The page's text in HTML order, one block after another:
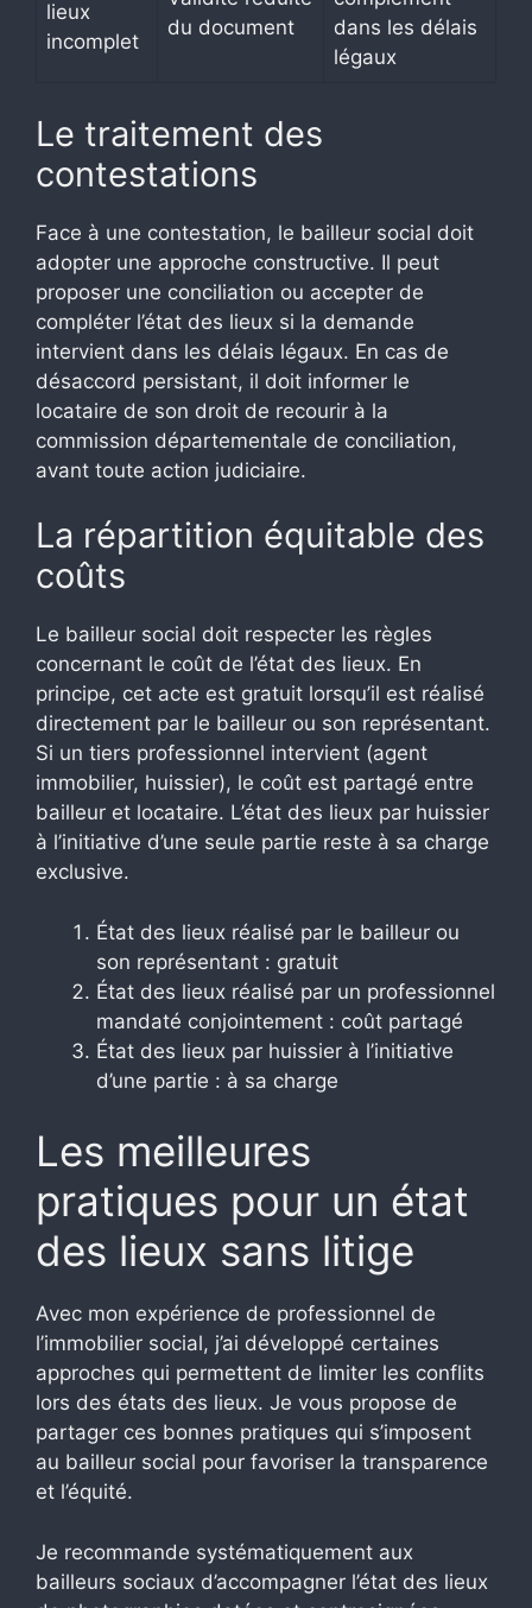
lieux
incomplet
du document
dans les délais
légaux
Le traitement des
contestations
Face à une contestation, le bailleur social doit
adopter une approche constructive. Il peut
proposer une conciliation ou accepter de
compléter l’état des lieux si la demande
intervient dans les délais légaux. En cas de
désaccord persistant, il doit informer le
locataire de son droit de recourir à la
commission départementale de conciliation,
avant toute action judiciaire.
La répartition équitable des
coûts
Le bailleur social doit respecter les règles
concernant le coût de l’état des lieux. En
principe, cet acte est gratuit lorsqu’il est réalisé
directement par le bailleur ou son représentant.
Si un tiers professionnel intervient (agent
immobilier, huissier), le coût est partagé entre
bailleur et locataire. L’état des lieux par huissier
à l’initiative d’une seule partie reste à sa charge
exclusive.
État des lieux réalisé par le bailleur ou
son représentant : gratuit
État des lieux réalisé par un professionnel
mandaté conjointement : coût partagé
État des lieux par huissier à l’initiative
d’une partie : à sa charge
Les meilleures
pratiques pour un état
des lieux sans litige
Avec mon expérience de professionnel de
l’immobilier social, j’ai développé certaines
approches qui permettent de limiter les conflits
lors des états des lieux. Je vous propose de
partager ces bonnes pratiques qui s’imposent
au bailleur social pour favoriser la transparence
et l’équité.
Je recommande systématiquement aux
bailleurs sociaux d’accompagner l’état des lieux